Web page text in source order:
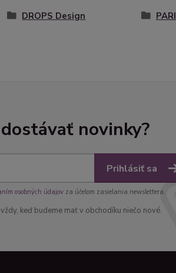
DROPS Design
novinky?
Prihlásiť sa
osobných údajovza účelom zasielania newslettera.
keď budeme mať v obchodíku niečo nové.